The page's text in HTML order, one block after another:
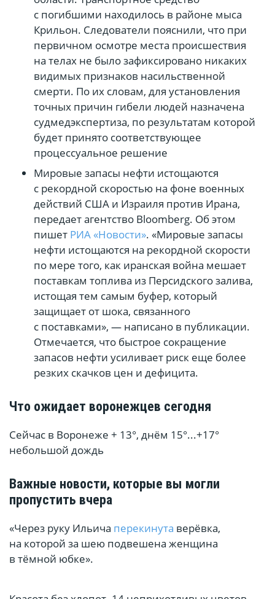
с погибшими находилось в районе мыса
Крильон. Следователи пояснили, что при
первичном осмотре места происшествия
на телах не было зафиксировано никаких
видимых признаков насильственной
смерти. По их словам, для установления
точных причин гибели людей назначена
судмедэкспертиза, по результатам которой
будет принято соответствующее
процессуальное решение
Мировые запасы нефти истощаются
с рекордной скоростью на фоне военных
действий США и Израиля против Ирана,
передает агентство Bloomberg. Об этом
пишет РИА «Новости». «Мировые запасы
нефти истощаются на рекордной скорости
по мере того, как иранская война мешает
поставкам топлива из Персидского залива,
истощая тем самым буфер, который
защищает от шока, связанного
с поставками», — написано в публикации.
Отмечается, что быстрое сокращение
запасов нефти усиливает риск еще более
резких скачков цен и дефицита.
Что ожидает воронежцев сегодня
Сейчас в Воронеже + 13°, днём 15°...+17°
небольшой дождь
Важные новости, которые вы могли
пропустить вчера
«Через руку Ильича перекинута верёвка,
на которой за шею подвешена женщина
в тёмной юбке».